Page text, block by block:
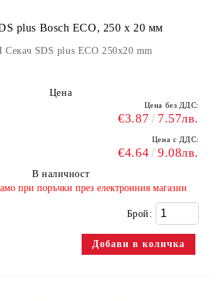
plus Bosch ECO, 250 х 20 мм
Секач SDS plus ECO 250х20 mm
Цена
Цена без ДДС:
€3.87 7.57лв.
Цена с ДДС:
€4.64 9.08лв.
В наличност
при поръчки през електронния магазин
Брой: